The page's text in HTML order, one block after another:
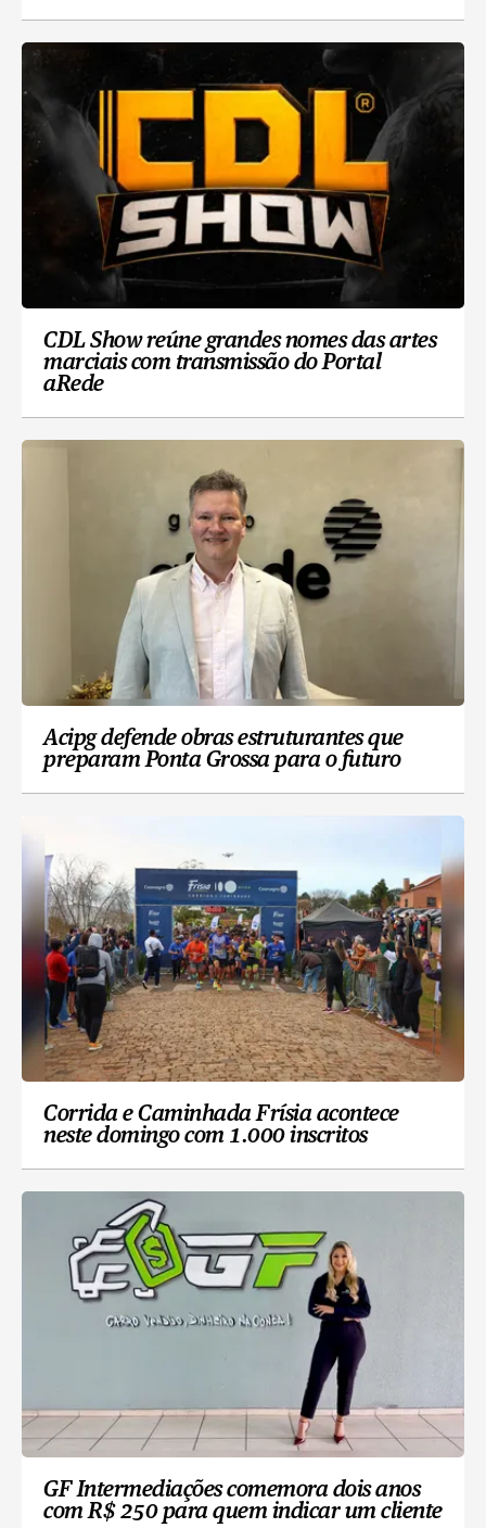
CDL Show reúne grandes nomes das artes
marciais com transmissão do Portal
aRede
Acipg defende obras estruturantes que
preparam Ponta Grossa para o futuro
Corrida e Caminhada Frísia acontece
neste domingo com 1.000 inscritos
GF Intermediações comemora dois anos
com R$ 250 para quem indicar um cliente